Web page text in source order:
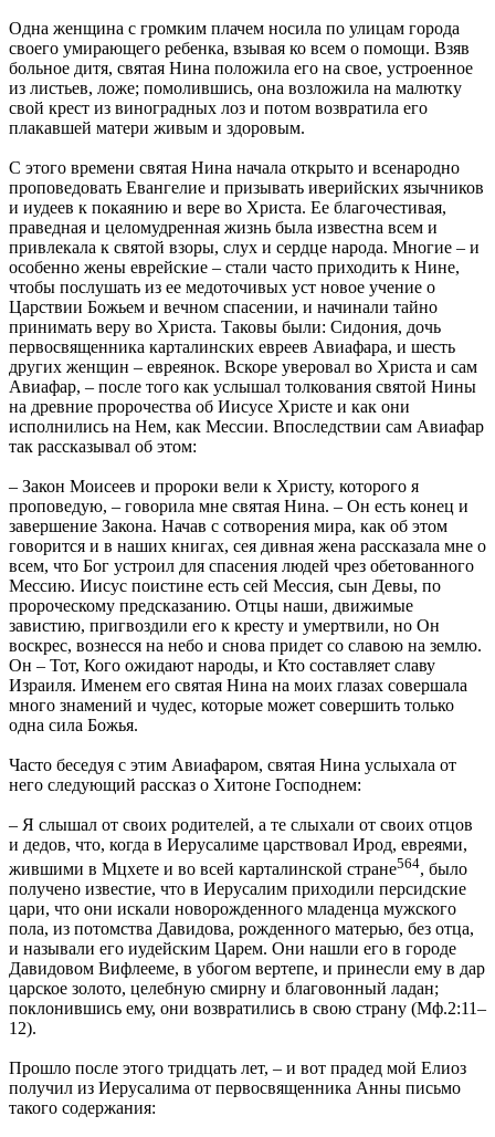
Одна женщина с громким плачем носила по улицам города
своего умирающего ребенка, взывая ко всем о помощи. Взяв
больное дитя, святая Нина положила его на свое, устроенное
из листьев, ложе; помолившись, она возложила на малютку
свой крест из виноградных лоз и потом возвратила его
плакавшей матери живым и здоровым.
С этого времени святая Нина начала открыто и всенародно
проповедовать Евангелие и призывать иверийских язычников
и иудеев к покаянию и вере во Христа. Ее благочестивая,
праведная и целомудренная жизнь была известна всем и
привлекала к святой взоры, слух и сердце народа. Многие – и
особенно жены еврейские – стали часто приходить к Нине,
чтобы послушать из ее медоточивых уст новое учение о
Царствии Божьем и вечном спасении, и начинали тайно
принимать веру во Христа. Таковы были: Сидония, дочь
первосвященника карталинских евреев Авиафара, и шесть
других женщин – евреянок. Вскоре уверовал во Христа и сам
Авиафар, – после того как услышал толкования святой Нины
на древние пророчества об Иисусе Христе и как они
исполнились на Нем, как Мессии. Впоследствии сам Авиафар
так рассказывал об этом:
– Закон Моисеев и пророки вели к Христу, которого я
проповедую, – говорила мне святая Нина. – Он есть конец и
завершение Закона. Начав с сотворения мира, как об этом
говорится и в наших книгах, сея дивная жена рассказала мне о
всем, что Бог устроил для спасения людей чрез обетованного
Мессию. Иисус поистине есть сей Мессия, сын Девы, по
пророческому предсказанию. Отцы наши, движимые
завистию, пригвоздили его к кресту и умертвили, но Он
воскрес, вознесся на небо и снова придет со славою на землю.
Он – Тот, Кого ожидают народы, и Кто составляет славу
Израиля. Именем его святая Нина на моих глазах совершала
много знамений и чудес, которые может совершить только
одна сила Божья.
Часто беседуя с этим Авиафаром, святая Нина услыхала от
него следующий рассказ о Хитоне Господнем:
– Я слышал от своих родителей, а те слыхали от своих отцов
и дедов, что, когда в Иерусалиме царствовал Ирод, евреями,
жившими в Мцхете и во всей карталинской стране564, было
получено известие, что в Иерусалим приходили персидские
цари, что они искали новорожденного младенца мужского
пола, из потомства Давидова, рожденного матерью, без отца,
и называли его иудейским Царем. Они нашли его в городе
Давидовом Вифлееме, в убогом вертепе, и принесли ему в дар
царское золото, целебную смирну и благовонный ладан;
поклонившись ему, они возвратились в свою страну (Мф.2:11–
12).
Прошло после этого тридцать лет, – и вот прадед мой Елиоз
получил из Иерусалима от первосвященника Анны письмо
такого содержания: